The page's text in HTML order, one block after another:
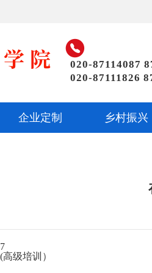

020-87114087
020-87111826
企业定制 乡村振兴
级培训）